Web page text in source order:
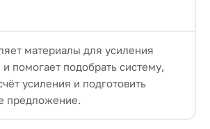
материалы для усиления
помогает подобрать систему,
усиления и подготовить
предложение.